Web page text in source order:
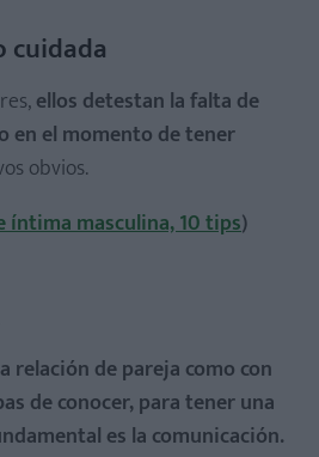
cuidada
ellos detestan la falta de
en el momento de tener
obvios.
íntima masculina, 10 tips)
relación de pareja como con
de conocer, para tener una
es la comunicación.